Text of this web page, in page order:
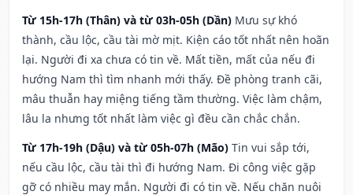
Từ 15h-17h (Thân) và từ 03h-05h (Dần) Mưu sự khó
thành, cầu lộc, cầu tài mờ mịt. Kiện cáo tốt nhất nên hoãn
lại. Người đi xa chưa có tin về. Mất tiền, mất của nếu đi
hướng Nam thì tìm nhanh mới thấy. Đề phòng tranh cãi,
mâu thuẫn hay miệng tiếng tầm thường. Việc làm chậm,
lâu la nhưng tốt nhất làm việc gì đều cần chắc chắn.
Từ 17h-19h (Dậu) và từ 05h-07h (Mão) Tin vui sắp tới,
nếu cầu lộc, cầu tài thì đi hướng Nam. Đi công việc gặp
gỡ có nhiều may mắn. Người đi có tin về. Nếu chăn nuôi